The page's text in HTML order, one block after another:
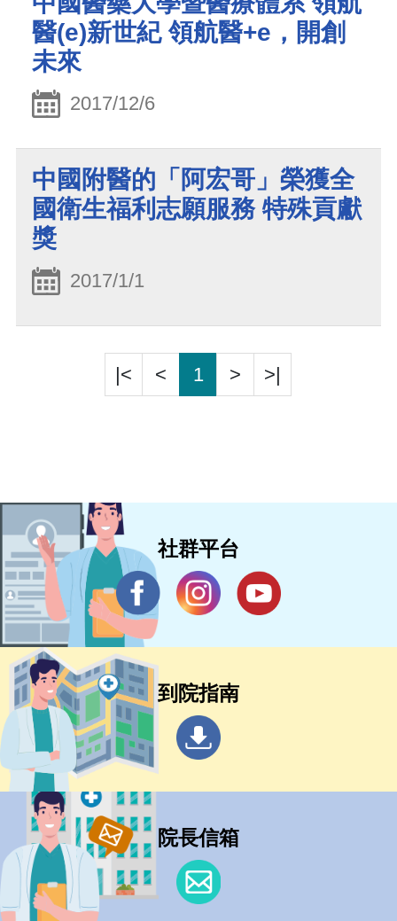
醫(e)新世紀 領航醫+e，開創
未來
2017/12/6
中國附醫的「阿宏哥」榮獲全
國衛生福利志願服務 特殊貢獻
獎
2017/1/1
|< < 1 > >|
社群平台
到院指南
院長信箱